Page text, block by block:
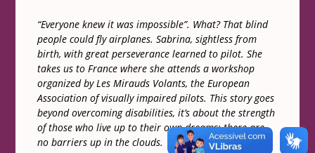
“Everyone knew it was impossible”. What? That blind
people could fly airplanes. Sabrina, sightless from
birth, with great perseverance learned to pilot. She
takes us to France where she attends a workshop
organized by Les Mirauds Volants, the European
Association of visually impaired pilots. This story goes
beyond overcoming disabilities, it’s about the strength
of those who live up to their own dreams: there are
no barriers up in the clouds.